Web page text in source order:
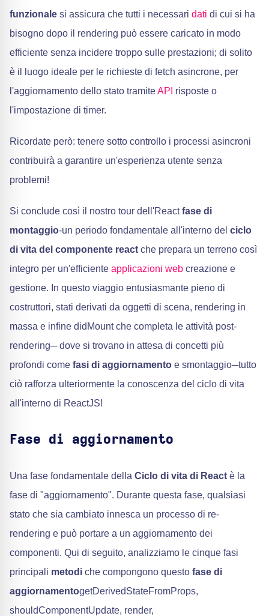
funzionale si assicura che tutti i necessari dati di cui si ha
bisogno dopo il rendering può essere caricato in modo
efficiente senza incidere troppo sulle prestazioni; di solito
è il luogo ideale per le richieste di fetch asincrone, per
l'aggiornamento dello stato tramiteAPI risposte o
l'impostazione di timer.
Ricordate però: tenere sotto controllo i processi asincroni
contribuirà a garantire un'esperienza utente senza
problemi!
Si conclude così il nostro tour dell'Reactfase di
montaggio-un periodo fondamentale all'interno del ciclo
di vita del componente react che prepara un terreno così
integro per un'efficiente applicazioni web creazione e
gestione. In questo viaggio entusiasmante pieno di
costruttori, stati derivati da oggetti di scena, rendering in
massa e infine didMount che completa le attività post-
rendering─ dove si trovano in attesa di concetti più
profondi come fasi di aggiornamento e smontaggio─tutto
ciò rafforza ulteriormente la conoscenza del ciclo di vita
all'interno di ReactJS!
Fase di aggiornamento
Una fase fondamentale della Ciclo di vita di React è la
fase di "aggiornamento". Durante questa fase, qualsiasi
stato che sia cambiato innesca un processo di re-
rendering e può portare a un aggiornamento dei
componenti. Qui di seguito, analizziamo le cinque fasi
principali metodi che compongono questo fase di
aggiornamentogetDerivedStateFromProps,
shouldComponentUpdate, render,